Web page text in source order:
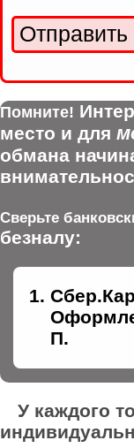
Помните!
место и для
обмана
Сверьте
безналу:
П.
У каждого